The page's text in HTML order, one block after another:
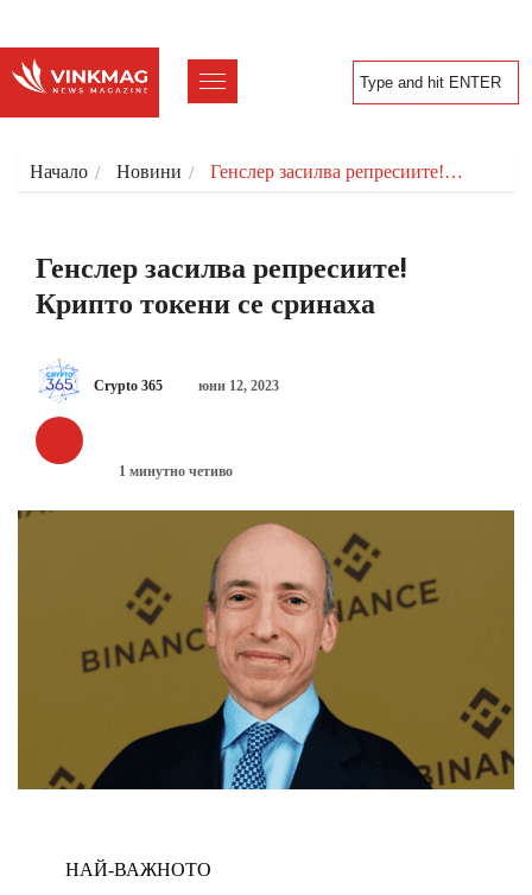
Начало Новини Генслер засилва репресиите!…
Генслер засилва репресиите!
Крипто токени се сринаха
Crypto 365 юни 12, 2023
1 минутно четиво
НАЙ-ВАЖНОТО